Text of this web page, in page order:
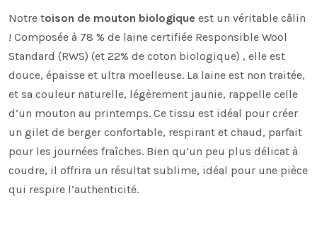
Notre toison de mouton biologique est un véritable câlin
! Composée à 78 % de laine certifiée Responsible Wool
Standard (RWS) (et 22% de coton biologique) , elle est
douce, épaisse et ultra moelleuse. La laine est non traitée,
et sa couleur naturelle, légèrement jaunie, rappelle celle
d’un mouton au printemps. Ce tissu est idéal pour créer
un gilet de berger confortable, respirant et chaud, parfait
pour les journées fraîches. Bien qu’un peu plus délicat à
coudre, il offrira un résultat sublime, idéal pour une pièce
qui respire l’authenticité.